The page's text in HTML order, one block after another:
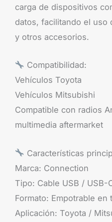
carga de dispositivos
datos, facilitando el uso
y otros accesorios.
Compatibilidad:
Vehículos Toyota
Vehículos Mitsubishi
Compatible con radios
multimedia aftermarket
Características
Marca: Connection
Tipo: Cable USB / USB-
Formato: Empotrable en
Aplicación: Toyota /